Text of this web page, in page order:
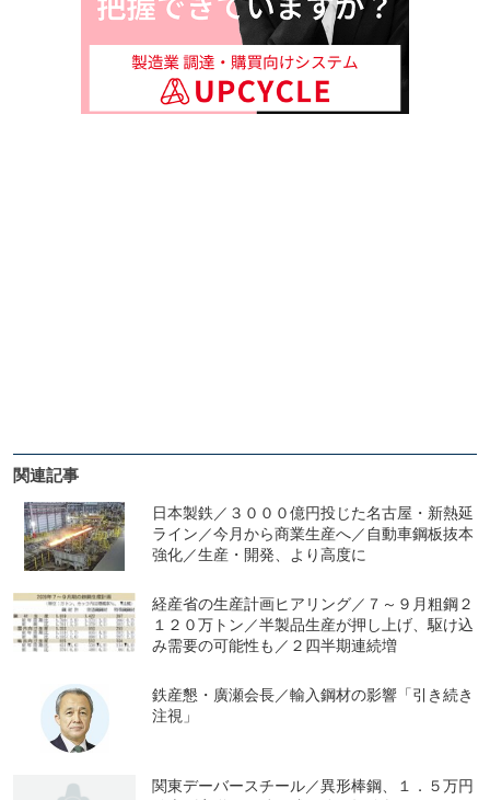
関連記事
日本製鉄／３０００億円投じた名古屋・新熱延
ライン／今月から商業生産へ／自動車鋼板抜本
強化／生産・開発、より高度に
経産省の生産計画ヒアリング／７～９月粗鋼２
１２０万トン／半製品生産が押し上げ、駆け込
み需要の可能性も／２四半期連続増
鉄産懇・廣瀬会長／輸入鋼材の影響「引き続き
注視」
関東デーバースチール／異形棒鋼、１．５万円